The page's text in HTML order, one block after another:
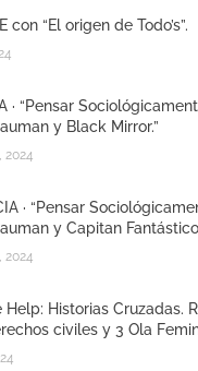
con “El origen de Todo’s”.
· “Pensar
y Black Mirror.”
2024
· “Pensar
y Capitan
2024
Help: Historias Cruzadas.
civiles y 3 Ola